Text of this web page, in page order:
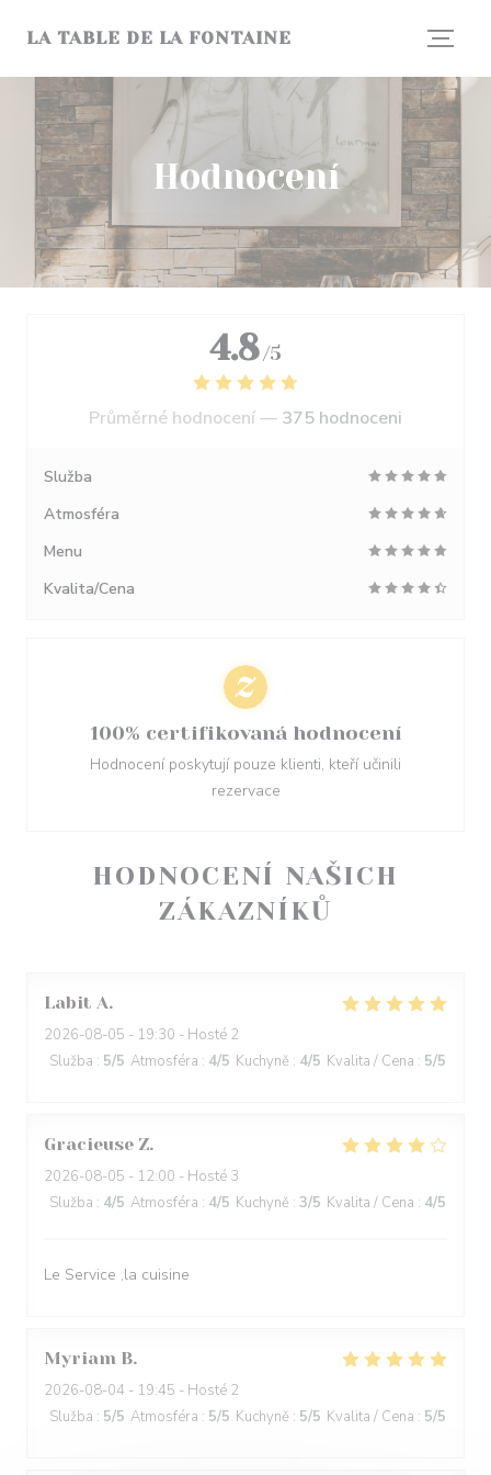
LA TABLE DE LA FONTAINE
Hodnocení
HODNOCENÍ NAŠICH
ZÁKAZNÍKŮ
Labit A
2026-08-05 - 19:30 - Hosté 2
Služba : 5/5 Atmosféra : 4/5 Kuchyně : 4/5 Kvalita / Cena : 5/5
Gracieuse Z
2026-08-05 - 12:00 - Hosté 3
Služba : 4/5 Atmosféra : 4/5 Kuchyně : 3/5 Kvalita / Cena : 4/5
Le Service ,la cuisine
Myriam B
2026-08-04 - 19:45 - Hosté 2
Služba : 5/5 Atmosféra : 5/5 Kuchyně : 5/5 Kvalita / Cena : 5/5
4.8 /5
Průměrné hodnocení — 375 hodnoceni
Služba
Atmosféra
Menu
Kvalita/Cena
100% certifikovaná hodnocení
Hodnocení poskytují pouze klienti, kteří učinili
rezervace